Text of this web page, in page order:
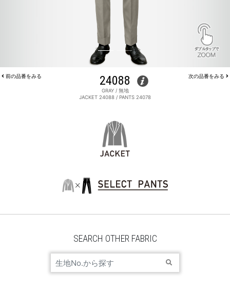
前の品番をみる 24088
GRAY / 無地
JACKET 24088 / PANTS 24078
次の品番をみる
SEARCH OTHER FABRIC